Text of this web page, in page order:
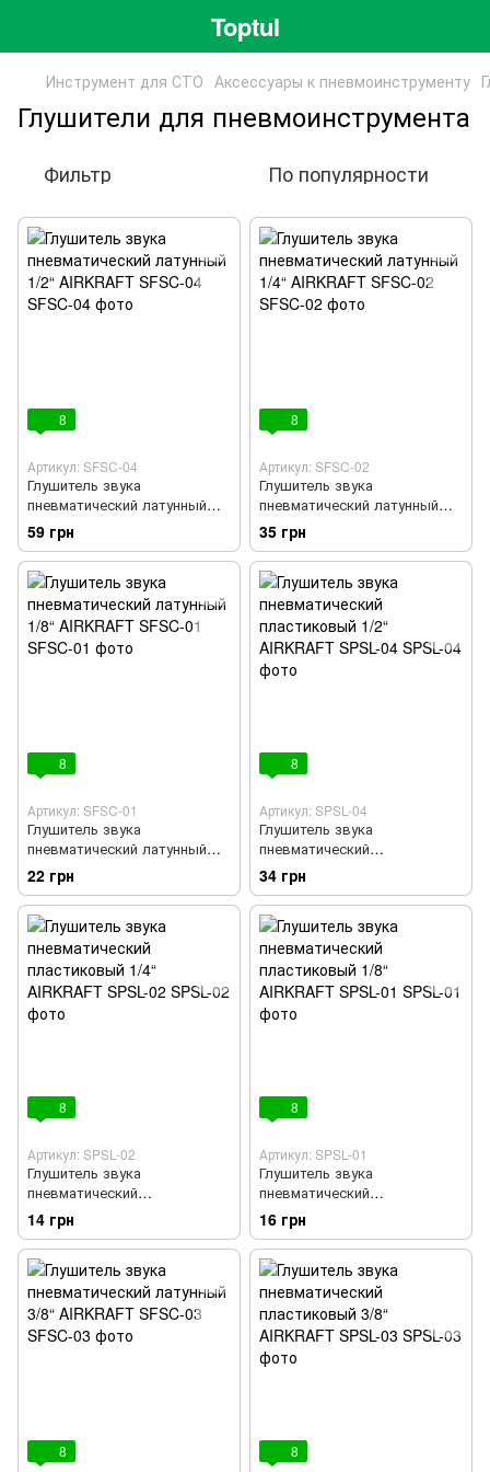
Toptul
Инструмент для СТО Аксессуары к пневмоинструменту
Глушители для пневмоинструмента
Фильтр По популярности
8
Артикул: SFSC-04
Глушитель звука
пневматический латунный
1/2“ AIRKRAFT SFSC-04
59 грн
8
Артикул: SFSC-02
Глушитель звука
пневматический латунный
1/4“ AIRKRAFT SFSC-02
35 грн
8
Артикул: SFSC-01
Глушитель звука
пневматический латунный
1/8“ AIRKRAFT SFSC-01
22 грн
8
Артикул: SPSL-04
Глушитель звука
пневматический
пластиковый 1/2“ AIRKRAFT
SPSL-04
34 грн
8
Артикул: SPSL-02
Глушитель звука
пневматический
пластиковый 1/4“ AIRKRAFT
SPSL-02
14 грн
8
Артикул: SPSL-01
Глушитель звука
пневматический
пластиковый 1/8“ AIRKRAFT
SPSL-01
16 грн
8 8